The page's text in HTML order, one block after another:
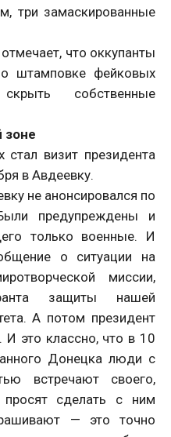
три замаскированные
что оккупанты
штамповке фейковых
собственные
зоне
визит президента
в Авдеевку.
не анонсировался по
предупреждены и
только военные. И
о ситуации на
миссии,
защиты нашей
А потом президент
И это классно, что в 10
Донецка люди с
встречают своего,
просят сделать с ним
— это точно